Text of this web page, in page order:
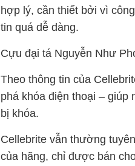
hợp lý, cần thiết bởi vì
tin quá dễ dàng.
Cựu đại tá Nguyễn Như
Theo thông tin của
phá khóa điện thoại – giúp
bị khóa.
Cellebrite vẫn thường
của hãng, chỉ được bán